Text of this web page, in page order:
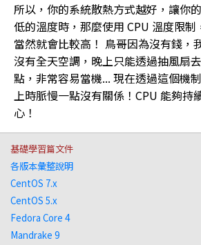
所以，你的系統散熱方式越好，讓你
低的溫度時，那麼使用 CPU 溫度限制
當然就會比較高！ 鳥哥因為沒有錢，
沒有全天空調，晚上只能透過抽風扇
點，非常容易當機... 現在透過這個機
上時脈慢一點沒有關係！CPU 能夠持
心！
基礎學習篇文件
各版本彙整說明
CentOS 7.x
CentOS 5.x
Fedora Core 4
Mandrake 9